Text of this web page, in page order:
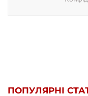
ПОПУЛЯРНІ